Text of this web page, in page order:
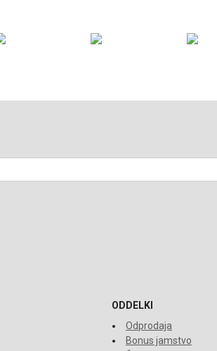
ODDELKI
Odprodaja
Bonus jamstvo